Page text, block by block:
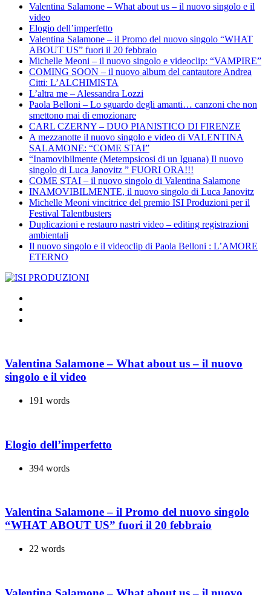
Valentina Salamone – What about us – il nuovo singolo e il
video
Elogio dell’imperfetto
Valentina Salamone – il Promo del nuovo singolo “WHAT
ABOUT US” fuori il 20 febbraio
Michelle Meoni – il nuovo singolo e videoclip: “VAMPIRE”
COMING SOON – il nuovo album del cantautore Andrea
Citti: L’ALCHIMISTA
L’altra me – Alessandra Lozzi
Paola Belloni – Lo sguardo degli amanti… canzoni che non
smettono mai di emozionare
CARL CZERNY – DUO PIANISTICO DI FIRENZE
A mezzanotte il nuovo singolo e video di VALENTINA
SALAMONE: “COME STAI”
“Inamovibilmente (Metempsicosi di un Iguana) Il nuovo
singolo di Luca Janovitz ” FUORI ORA!!!
COME STAI – il nuovo singolo di Valentina Salamone
INAMOVIBILMENTE, il nuovo singolo di Luca Janovitz
Michelle Meoni vincitrice del premio ISI Produzioni per il
Festival Talentbusters
Duplicazioni e restauro nastri video – editing registrazioni
ambientali
Il nuovo singolo e il videoclip di Paola Belloni : L’AMORE
ETERNO
Valentina Salamone – What about us – il nuovo
singolo e il video
191 words
Elogio dell’imperfetto
394 words
Valentina Salamone – il Promo del nuovo singolo
“WHAT ABOUT US” fuori il 20 febbraio
22 words